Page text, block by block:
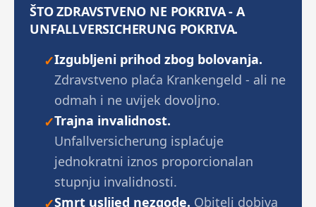
ŠTO ZDRAVSTVENO NE POKRIVA - A
UNFALLVERSICHERUNG POKRIVA.
✓Izgubljeni prihod zbog bolovanja.
Zdravstveno plaća Krankengeld - ali ne
odmah i ne uvijek dovoljno.
✓Trajna invalidnost.
Unfallversicherung isplaćuje
jednokratni iznos proporcionalan
stupnju invalidnosti.
✓Smrt uslijed nezgode. Obitelj dobiva